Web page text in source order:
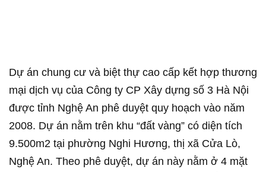
Dự án chung cư và biệt thự cao cấp kết hợp thương
mại dịch vụ của Công ty CP Xây dựng số 3 Hà Nội
được tỉnh Nghệ An phê duyệt quy hoạch vào năm
2008. Dự án nằm trên khu “đất vàng” có diện tích
9.500m2 tại phường Nghi Hương, thị xã Cửa Lò,
Nghệ An. Theo phê duyệt, dự án này nằm ở 4 mặt